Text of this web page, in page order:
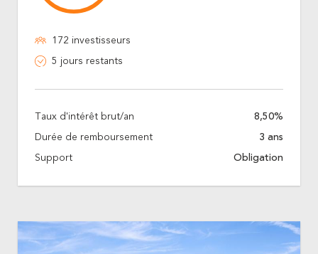
172 investisseurs
5 jours restants
Taux d'intérêt brut/an 8,50%
Durée de remboursement 3 ans
Support Obligation